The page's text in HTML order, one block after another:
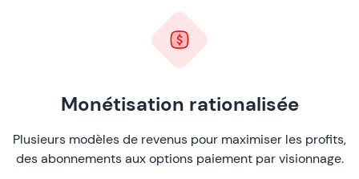
Monétisation rationalisée
Plusieurs modèles de revenus pour maximiser les profits,
des abonnements aux options paiement par visionnage.